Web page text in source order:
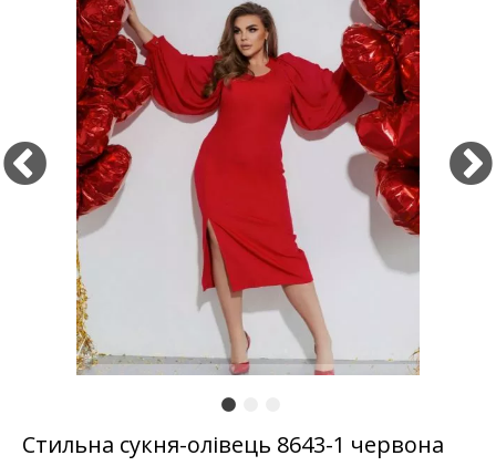
Стильна сукня-олівець 8643-1 червона